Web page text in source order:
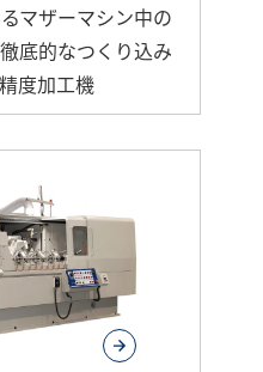
マザーマシン中の
底的なつくり込み
度加工機